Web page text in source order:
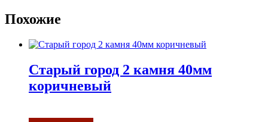
Похожие
Старый город 2 камня 40мм
коричневый